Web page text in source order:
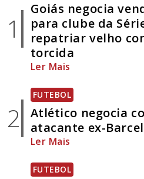
1
Goiás negocia
para clube da
repatriar velho
torcida
Ler Mais
2
FUTEBOL
Atlético negocia
atacante ex-
Ler Mais
FUTEBOL